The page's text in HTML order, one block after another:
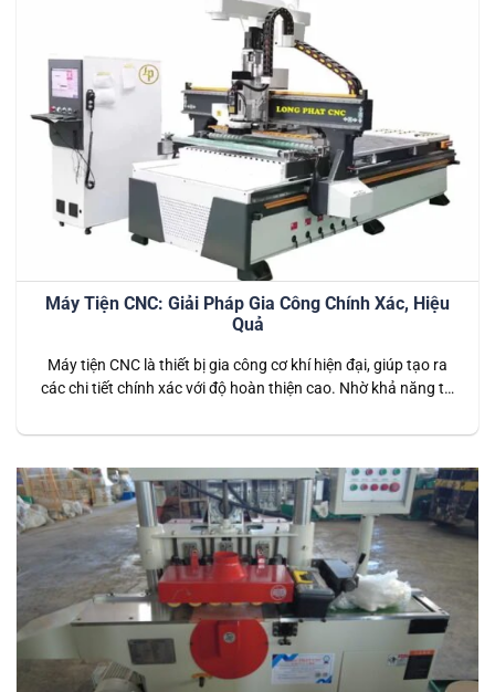
Máy Tiện CNC: Giải Pháp Gia Công Chính Xác, Hiệu
Quả
Máy tiện CNC là thiết bị gia công cơ khí hiện đại, giúp tạo ra
các chi tiết chính xác với độ hoàn thiện cao. Nhờ khả năng tự
được ứng dụng rộng rãi trong nhiều ngành công nghiệp như